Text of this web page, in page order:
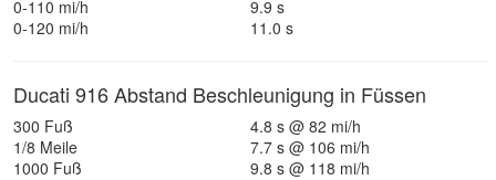
0-110 mi/h
9.9 s
0-120 mi/h
11.0 s
Ducati 916 Abstand Beschleunigung in Füssen
300 Fuß
4.8 s @ 82 mi/h
1/8 Meile
7.7 s @ 106 mi/h
1000 Fuß
9.8 s @ 118 mi/h